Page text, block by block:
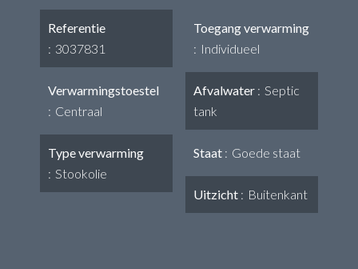
Referentie
3037831
Verwarmingstoestel
Centraal
Type verwarming
Stookolie
Toegang verwarming
Individueel
Afvalwater
Septic
tank
Staat Goede staat
Uitzicht Buitenkant